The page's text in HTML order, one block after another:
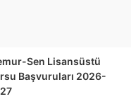
Sen Lisansüstü
Başvuruları 2026-